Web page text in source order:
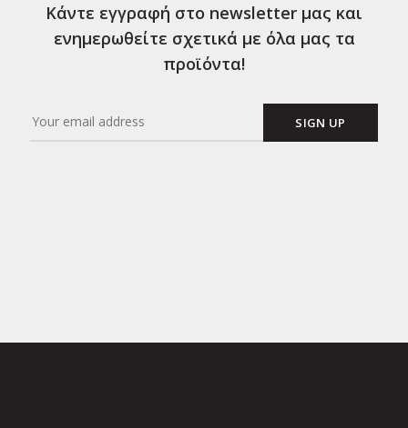
Κάντε εγγραφή στο newsletter μας και
ενημερωθείτε σχετικά με όλα μας τα
προϊόντα!